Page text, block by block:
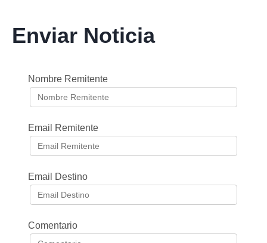
Enviar Noticia
Nombre Remitente
Email Remitente
Email Destino
Comentario